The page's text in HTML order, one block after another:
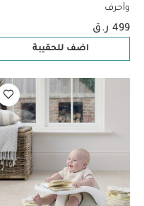
وأحرف
499 ر.ق
اضف للحقيبة